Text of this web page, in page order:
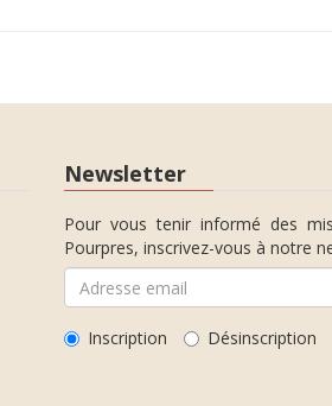
Newsletter
Pour vous tenir informé des
Pourpres, inscrivez-vous à notre
Inscription Désinscription